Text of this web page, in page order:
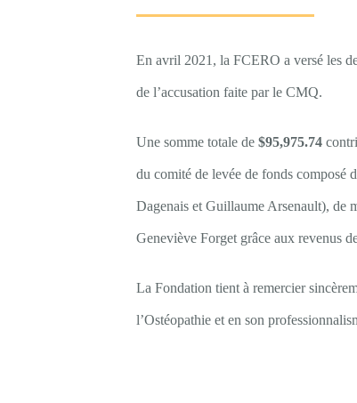
En avril 2021, la FCERO a versé les
de l’accusation faite par le CMQ.
Une somme totale de$95,975.74
du comité de levée de fonds composé
Dagenais et Guillaume Arsenault), de
Geneviève Forget grâce aux revenus
La Fondation tient à remercier
l’Ostéopathie et en son